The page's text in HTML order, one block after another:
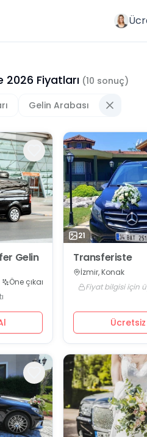
2026 Fiyatları (10 sonuç)
Gelin Arabası
Gelin
Öne çıkan
21
Transferiste
İzmir, Konak
Fiyat bilgisi için